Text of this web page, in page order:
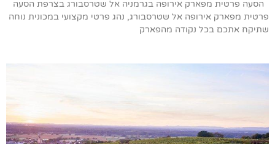
הסעה פרטית מפארק אירופה בגרמניה אל שטרסבורג בצרפת הסעה
פרטית מפארק אירופה אל שטרסבורג, נהג פרטי מקצועי במכונית נוחה
שתיקח אתכם בכל נקודה מהפארק